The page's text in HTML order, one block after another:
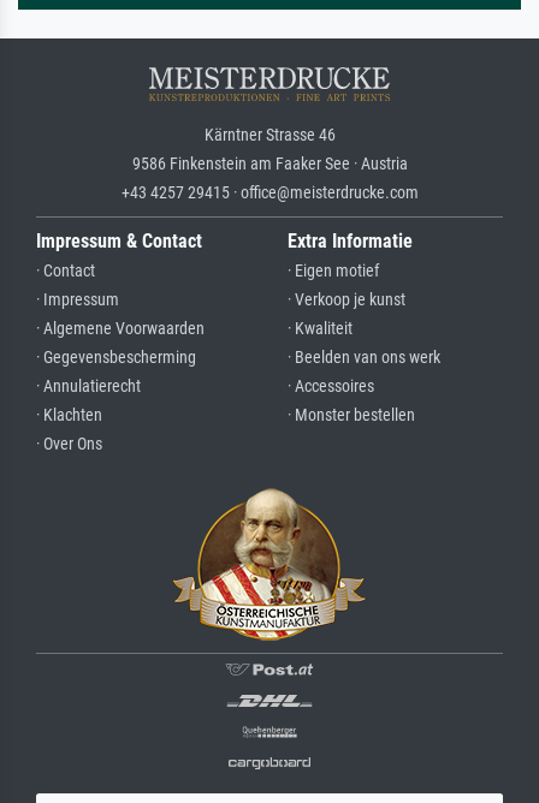
Kärntner Strasse 46
9586 Finkenstein am Faaker See · Austria
+43 4257 29415 · office@meisterdrucke.com
Impressum & Contact
· Contact
· Impressum
· Algemene Voorwaarden
· Gegevensbescherming
· Annulatierecht
· Klachten
· Over Ons
Extra Informatie
· Eigen motief
· Verkoop je kunst
· Kwaliteit
· Beelden van ons werk
· Accessoires
· Monster bestellen